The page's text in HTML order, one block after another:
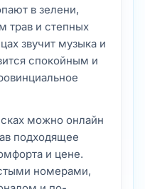
в зелени,
трав и степных
звучит музыка и
спокойным и
можно онлайн
подходящее
и цене.
номерами,